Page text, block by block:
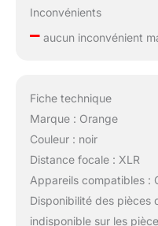
Inconvénients
–aucun inconvénient
Fiche technique
Marque : Orange
Couleur : noir
Distance focale : XLR
Appareils compatibles :
Disponibilité des pièces
indisponible sur les